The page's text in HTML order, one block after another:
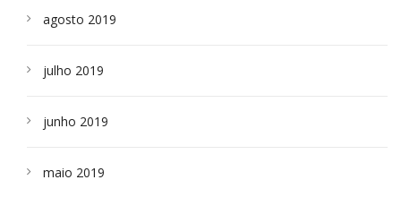
agosto 2019
julho 2019
junho 2019
maio 2019